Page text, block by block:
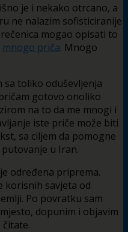
je i nekako otrcano, a
ne nalazim sofisticiranije
mogao opisati to
mnogo priča. Mnogo
sa toliko oduševljenja
gotovo onoliko
na to da me mnogi i
iste priče može biti
sa ciljem da pomogne
u Iran.
određena priprema.
korisnih savjeta od
Po povratku sam
dopunim i objavim